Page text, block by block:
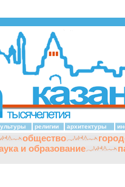
религии архитектуры
общество
и образование